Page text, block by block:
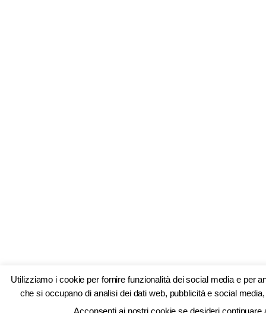
Utilizziamo i cookie per fornire funzionalità dei social media e per
che si occupano di analisi dei dati web, pubblicità e social
Acconsenti ai nostri cookie se desideri